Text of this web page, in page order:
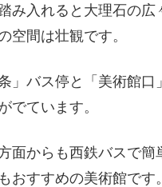
み入れると大理石の
空間は壮観です。
」バス停と「美術館
でています。
面からも西鉄バスで
おすすめの美術館です。